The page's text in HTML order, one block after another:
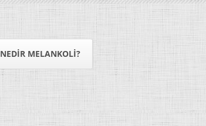
NEDIR MELANKOLI?